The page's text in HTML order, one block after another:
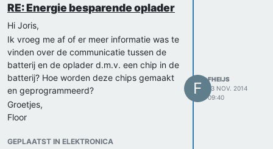
RE: Energie besparende oplader
Hi Joris,
Ik vroeg me af of er meer informatie was te
vinden over de communicatie tussen de
batterij en de oplader d.m.v. een chip in de
batterij? Hoe worden deze chips gemaakt
en geprogrammeerd?
Groetjes,
Floor
GEPLAATST IN ELEKTRONICA
F
FHEIJS
13 NOV. 2014
09:40